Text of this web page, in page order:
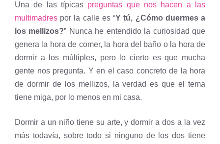
Una de las típicas preguntas que nos hacen a las
multimadres por la calle es “Y tú, ¿Cómo duermes a
los mellizos?” Nunca he entendido la curiosidad que
genera la hora de comer, la hora del baño o la hora de
dormir a los múltiples, pero lo cierto es que mucha
gente nos pregunta. Y en el caso concreto de la hora
de dormir de los mellizos, la verdad es que el tema
tiene miga, por lo menos en mi casa.
Dormir a un niño tiene su arte, y dormir a dos a la vez
más todavía, sobre todo si ninguno de los dos tiene